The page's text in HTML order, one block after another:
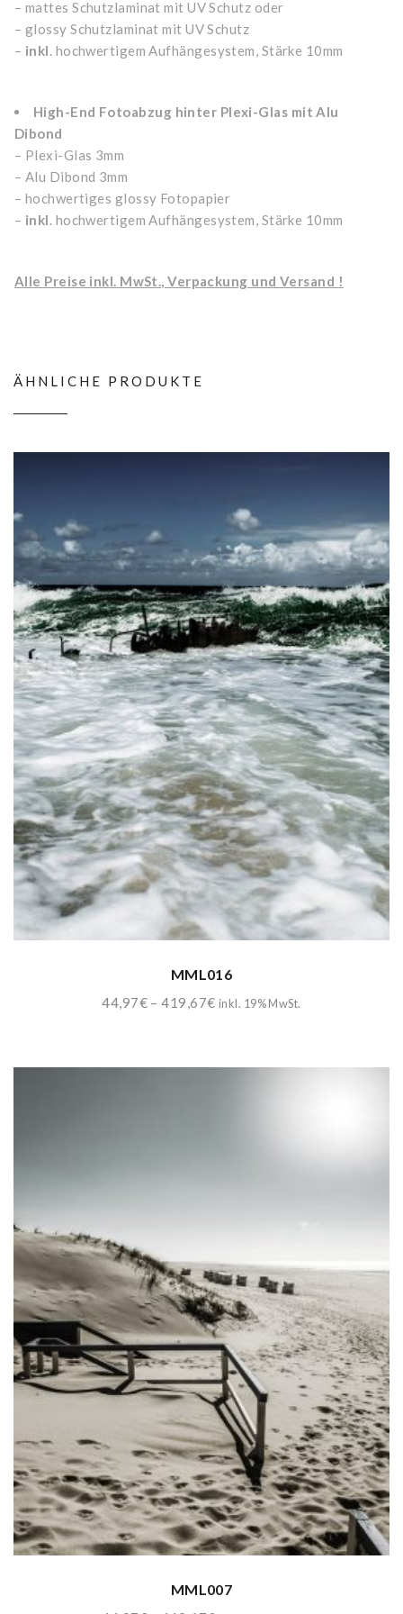
– mattes Schutzlaminat mit UV Schutz oder
– glossy Schutzlaminat mit UV Schutz
– inkl. hochwertigem Aufhängesystem, Stärke 10mm
High-End Fotoabzug hinter Plexi-Glas mit Alu
Dibond
– Plexi-Glas 3mm
– Alu Dibond 3mm
– hochwertiges glossy Fotopapier
– inkl. hochwertigem Aufhängesystem, Stärke 10mm
Alle Preise inkl. MwSt., Verpackung und Versand !
ÄHNLICHE PRODUKTE
MML016
44,97€ –419,67€Preisspanne:
inkl. 19% MwSt.
MML007